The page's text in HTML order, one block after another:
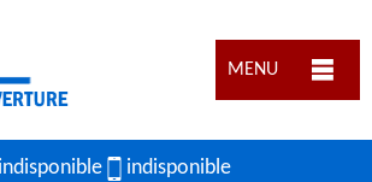
MENU
indisponible indisponible